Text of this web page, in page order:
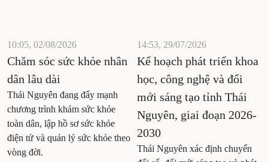
10:05, 02/08/2026
Chăm sóc sức khỏe nhân
dân lâu dài
Thái Nguyên đang đẩy mạnh
chương trình khám sức khỏe
toàn dân, lập hồ sơ sức khỏe
điện tử và quản lý sức khỏe theo
vòng đời.
14:53, 29/07/2026
Kế hoạch phát triển khoa
học, công nghệ và đổi
mới sáng tạo tỉnh Thái
Nguyên, giai đoạn 2026-
2030
Thái Nguyên xác định chuyển